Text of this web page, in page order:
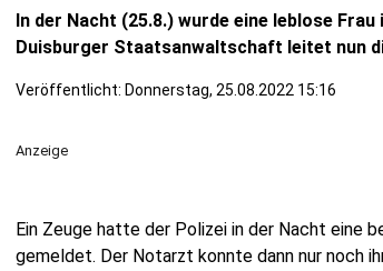
In der Nacht (25.8.) wurde eine leblose
Duisburger Staatsanwaltschaft leitet nun
Veröffentlicht: Donnerstag, 25.08.2022 15:16
Anzeige
Ein Zeuge hatte der Polizei in der Nacht eine
gemeldet. Der Notarzt konnte dann nur noch